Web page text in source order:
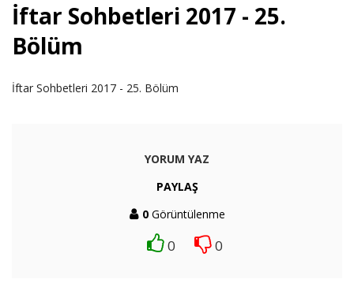
İftar Sohbetleri 2017 - 25.
Bölüm
İftar Sohbetleri 2017 - 25. Bölüm
YORUM YAZ
PAYLAŞ
0Görüntülenme
0 0